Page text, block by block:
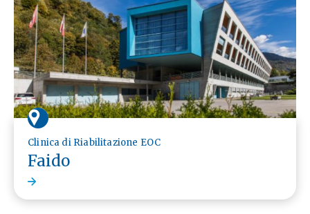
Clinica di Riabilitazione EOC
Faido